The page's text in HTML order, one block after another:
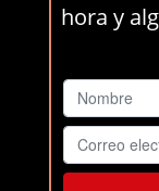
hora y